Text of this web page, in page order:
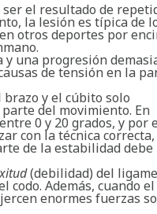
el resultado de
la lesión es típica de
otros deportes por
una progresión
de tensión en la
y el cúbito solo
del movimiento. En
0 y 20 grados, y por
con la técnica correcta,
de la estabilidad debe
(debilidad) del
Además, cuando el
enormes fuerzas